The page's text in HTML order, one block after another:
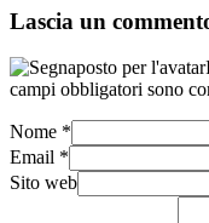
Lascia un
campi obbligatori sono
Nome *
Email *
Sito web